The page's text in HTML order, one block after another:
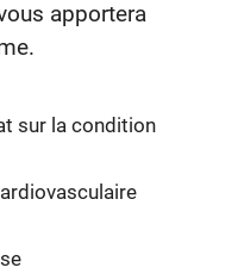
apportera
sur la condition